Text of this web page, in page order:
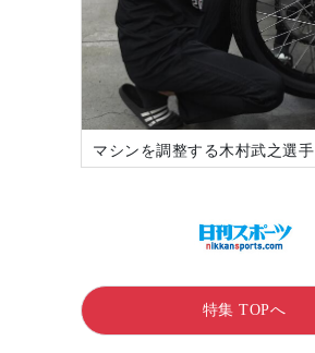
マシンを調整する木村武之選手
特集 TOPへ